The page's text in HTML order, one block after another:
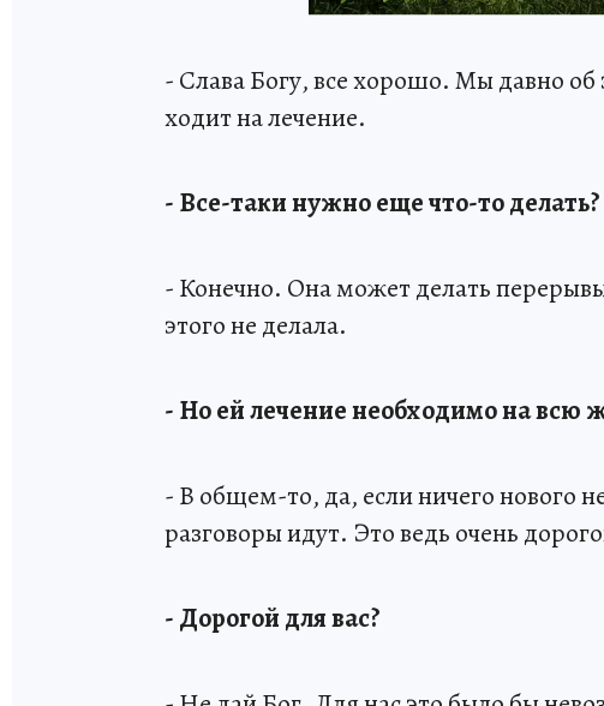
- Слава Богу, все хорошо. Мы давно
ходит на лечение.
- Все-таки нужно еще что-то делать?
- Конечно. Она может делать
этого не делала.
- Но ей лечение необходимо на всю
- В общем-то, да, если ничего нового
разговоры идут. Это ведь очень
- Дорогой для вас?